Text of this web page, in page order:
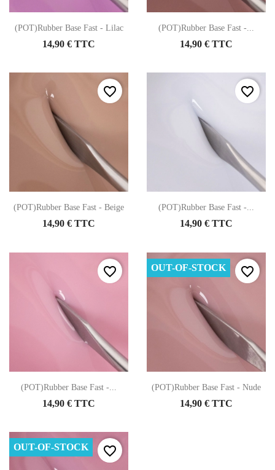
(POT)Rubber Base Fast - Lilac
14,90 € TTC
(POT)Rubber Base Fast -...
14,90 € TTC
(POT)Rubber Base Fast - Beige
14,90 € TTC
favorite_border
(POT)Rubber Base Fast -...
14,90 € TTC
favorite_border
(POT)Rubber Base Fast -...
14,90 € TTC
favorite_border
(POT)Rubber Base Fast - Nude
14,90 € TTC
OUT-OF-STOCK favorite_border
OUT-OF-STOCK favorite_border